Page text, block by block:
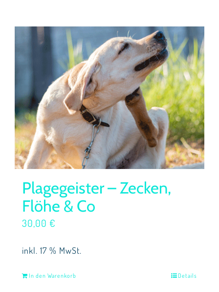
Plagegeister – Zecken,
Flöhe & Co
30,00 €
inkl. 17 % MwSt.
In den Warenkorb Details